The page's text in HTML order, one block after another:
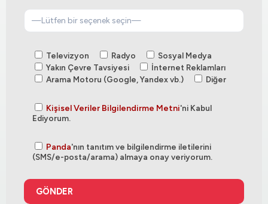
Televizyon Radyo
Sosyal Medya
Yakın Çevre Tavsiyesi
İnternet Reklamları
Arama Motoru (Google, Yandex vb.)
Diğer
Kişisel Veriler Bilgilendirme Metni'ni Kabul
Ediyorum.
Panda'nın tanıtım ve bilgilendirme iletilerini
(SMS/e-posta/arama) almaya onay veriyorum.